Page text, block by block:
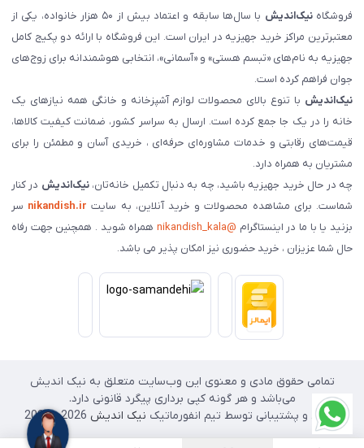
فروشگاهنیک‌اندیش
با سال‌ها سابقه و اعتماد بیش از ۵۰ هزار خانواده، یکی از
معتبرترین مراکز خرید جهیزیه در ایران است. این فروشگاه با ارائه دو پکیج کامل
جهیزیه به نام‌های «تبسم هستی» و «آسمانی»، انتخابی هوشمندانه برای زوج‌های
جوان فراهم کرده است.
نیک‌اندیش با تنوع بالای محصولات لوازم آشپزخانه و خانگی همه نیازهای یک
خانه را در یک جا جمع کرده است. ارسال به سراسر کشور، ضمانت کیفیت کالاها،
قیمت‌های رقابتی و خدمات مشاوره‌ای حرفه‌ای ، خریدی آسان و مطمئن را برای
مشتریان به همراه دارد.
چه در حال خرید جهیزیه باشید، چه به دنبال تکمیل خانه‌تان،نیک‌اندیش در کنار
شماست. برای مشاهده محصولات و خرید آنلاین، به سایت nikandish.ir سر
بزنید یا با ما در اینستاگرام @nikandish_kala
همراه شوید . همچنین جهت رفاه
حال شما عزیزان ، خرید حضوری نیز امکان پذیر می باشد.
تمامی حقوق مادی و معنوی این وب‌سایت متعلق به نیک اندیش
می‌باشد و هر گونه کپی برداری پیگرد قانونی دارد.
طراحی و پشتیبانی توسط تیم انفورماتیک نیک اندیش 2026 - 2025